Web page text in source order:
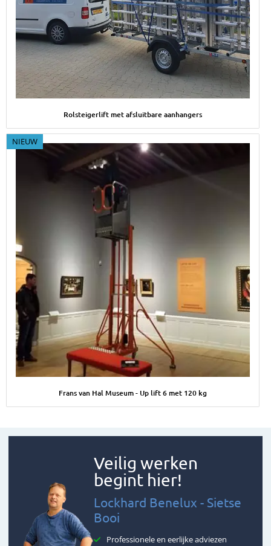
Rolsteigerlift met afsluitbare aanhangers
NIEUW
Frans van Hal Museum - Up lift 6 met 120 kg
Veilig werken
begint hier!
Lockhard Benelux - Sietse
Booi
Professionele en eerlijke adviezen